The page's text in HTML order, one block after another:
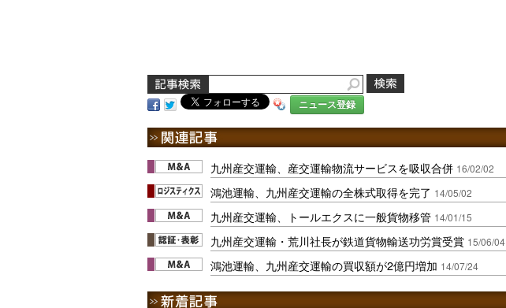
ニュース登録
九州産交運輸、産交運輸物流サービスを吸収合併 16/02/02
鴻池運輸、九州産交運輸の全株式取得を完了 14/05/02
九州産交運輸、トールエクスに一般貨物移管 14/01/15
九州産交運輸・荒川社長が鉄道貨物輸送功労賞受賞 15/06/04
鴻池運輸、九州産交運輸の買収額が2億円増加 14/07/24